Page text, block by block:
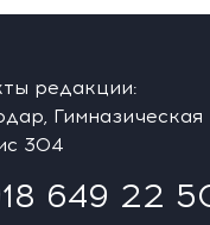
редакции:
Гимназическая
304
649 22